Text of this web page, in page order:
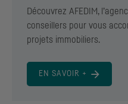
Découvrez AFEDIM,
conseillers pour vous
projets immobiliers.
EN SAVOIR +